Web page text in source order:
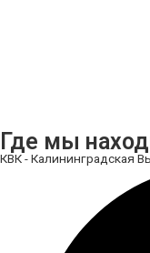
Где мы
КВК - Калининградская